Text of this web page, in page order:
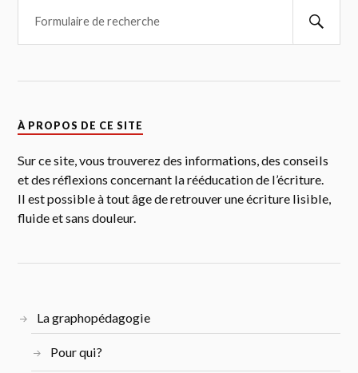
À PROPOS DE CE SITE
Sur ce site, vous trouverez des informations, des conseils
et des réflexions concernant la rééducation de l’écriture.
Il est possible à tout âge de retrouver une écriture lisible,
fluide et sans douleur.
La graphopédagogie
Pour qui?